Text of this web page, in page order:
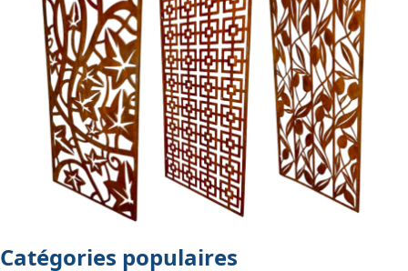
Catégories populaires